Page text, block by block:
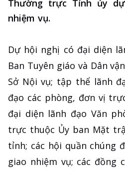
Thường trực Tỉnh ủy
nhiệm vụ.
Dự hội nghị có đại diện
Ban Tuyên giáo và Dân
Sở Nội vụ; tập thể lãnh
đạo các phòng, đơn vị
đại diện lãnh đạo Văn
trực thuộc Ủy ban Mặt
tỉnh; các hội quần chúng
giao nhiệm vụ; các đồng